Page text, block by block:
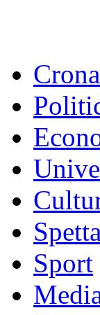
Sport